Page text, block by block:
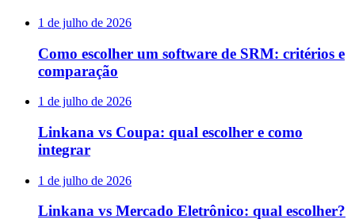
1 de julho de 2026
Como escolher um software de SRM: critérios e
comparação
1 de julho de 2026
Linkana vs Coupa: qual escolher e como
integrar
1 de julho de 2026
Linkana vs Mercado Eletrônico: qual escolher?